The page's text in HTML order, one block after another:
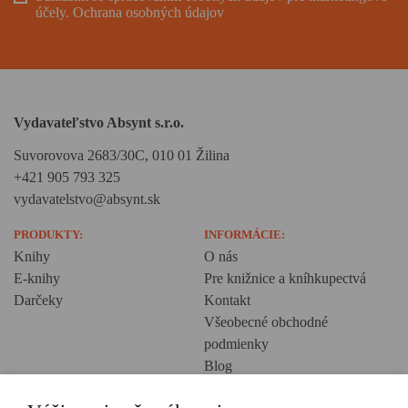
účely. Ochrana osobných údajov
Vydavateľstvo Absynt s.r.o.
Suvorovova 2683/30C, 010 01 Žilina
+421 905 793 325
vydavatelstvo@absynt.sk
PRODUKTY:
Knihy
E-knihy
Darčeky
INFORMÁCIE:
O nás
Pre knižnice a kníhkupectvá
Kontakt
Všeobecné obchodné
podmienky
Blog